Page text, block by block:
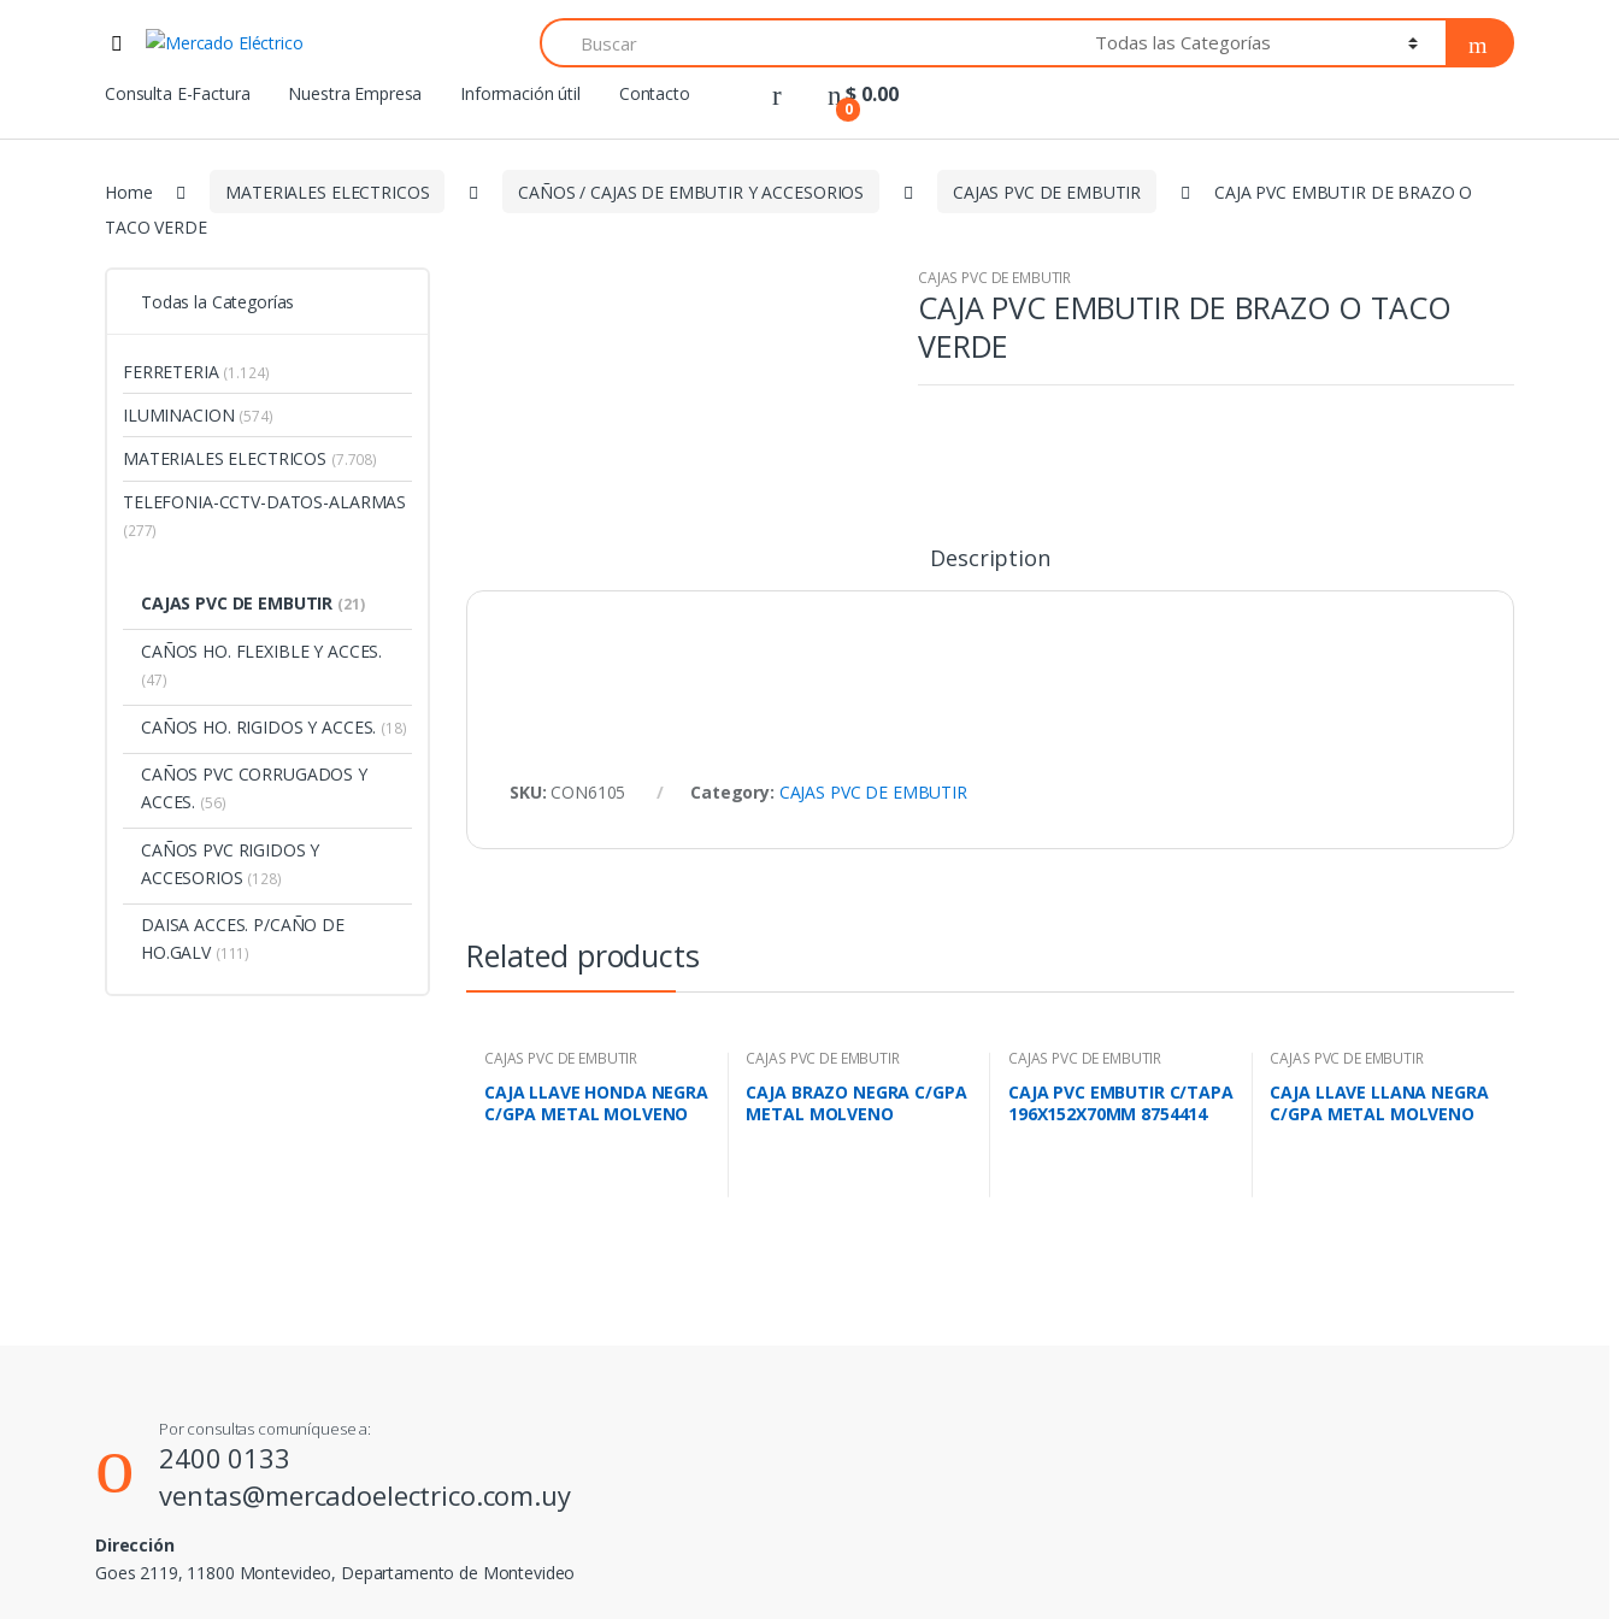
Search
for:
Consulta E-Factura
Nuestra Empresa Información útil Contacto
0
$ 0.00
Home MATERIALES ELECTRICOS CAÑOS / CAJAS DE EMBUTIR Y ACCESORIOS CAJAS PVC DE EMBUTIR
CAJA PVC EMBUTIR DE BRAZO O
TACO VERDE
CAJAS PVC DE EMBUTIR
CAJA PVC EMBUTIR DE BRAZO O TACO
VERDE
Description
SKU: CON6105 Category: CAJAS PVC DE EMBUTIR
Related products
CAJAS PVC DE EMBUTIR
CAJA LLAVE HONDA NEGRA
C/GPA METAL MOLVENO
CAJAS PVC DE EMBUTIR
CAJA BRAZO NEGRA C/GPA
METAL MOLVENO
CAJAS PVC DE EMBUTIR
CAJA PVC EMBUTIR C/TAPA
196X152X70MM 8754414
CAJAS PVC DE EMBUTIR
CAJA LLAVE LLANA NEGRA
C/GPA METAL MOLVENO
Todas la Categorías
FERRETERIA (1.124)
ILUMINACION (574)
MATERIALES ELECTRICOS (7.708)
TELEFONIA-CCTV-DATOS-ALARMAS
(277)
CAJAS PVC DE EMBUTIR (21)
CAÑOS HO. FLEXIBLE Y ACCES.
(47)
CAÑOS HO. RIGIDOS Y ACCES. (18)
CAÑOS PVC CORRUGADOS Y
ACCES. (56)
CAÑOS PVC RIGIDOS Y
ACCESORIOS (128)
DAISA ACCES. P/CAÑO DE
HO.GALV (111)
Por consultas comuníquese a:
2400 0133
ventas@mercadoelectrico.com.uy
Dirección
Goes 2119, 11800 Montevideo, Departamento de Montevideo